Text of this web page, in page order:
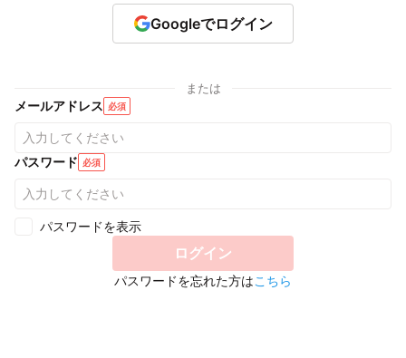
Googleでログイン
または
メールアドレス 必須
パスワード 必須
パスワードを表示
ログイン
パスワードを忘れた方はこちら